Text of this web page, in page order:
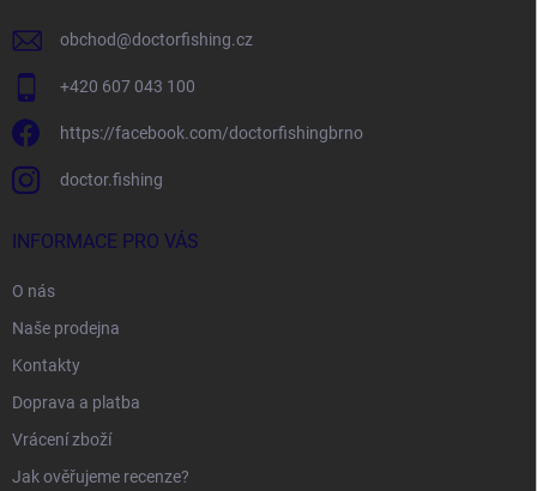
obchod@doctorfishing.cz
+420 607 043 100
https://facebook.com/doctorfishingbrno
doctor.fishing
INFORMACE PRO VÁS
O nás
Naše prodejna
Kontakty
Doprava a platba
Vrácení zboží
Jak ověřujeme recenze?